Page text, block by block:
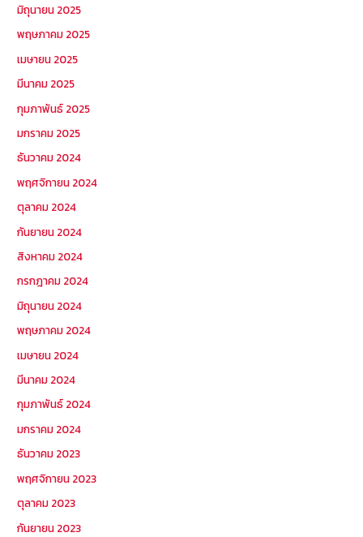
มิถุนายน 2025
พฤษภาคม 2025
เมษายน 2025
มีนาคม 2025
กุมภาพันธ์ 2025
มกราคม 2025
ธันวาคม 2024
พฤศจิกายน 2024
ตุลาคม 2024
กันยายน 2024
สิงหาคม 2024
กรกฎาคม 2024
มิถุนายน 2024
พฤษภาคม 2024
เมษายน 2024
มีนาคม 2024
กุมภาพันธ์ 2024
มกราคม 2024
ธันวาคม 2023
พฤศจิกายน 2023
ตุลาคม 2023
กันยายน 2023